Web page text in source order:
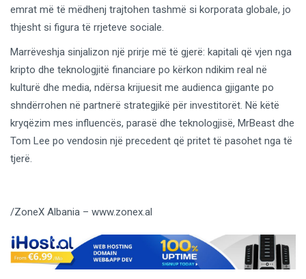
emrat më të mëdhenj trajtohen tashmë si korporata globale, jo
thjesht si figura të rrjeteve sociale.
Marrëveshja sinjalizon një prirje më të gjerë: kapitali që vjen nga
kripto dhe teknologjitë financiare po kërkon ndikim real në
kulturë dhe media, ndërsa krijuesit me audienca gjigante po
shndërrohen në partnerë strategjikë për investitorët. Në këtë
kryqëzim mes influencës, parasë dhe teknologjisë, MrBeast dhe
Tom Lee po vendosin një precedent që pritet të pasohet nga të
tjerë.
/ZoneX Albania – www.zonex.al